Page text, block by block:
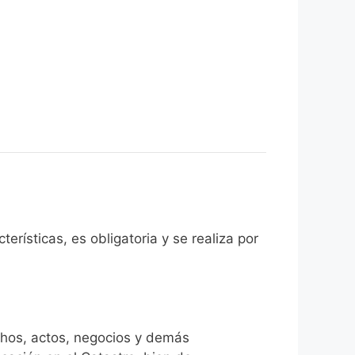
es obligatoria y se realiza por
actos, negocios y demás